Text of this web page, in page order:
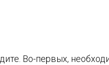
Во-первых,